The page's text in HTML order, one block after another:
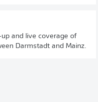
and live coverage of
Darmstadt and Mainz.